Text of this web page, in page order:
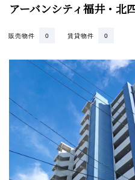
アーバンシティ福井・北
賃貸物件 0
販売物件 0